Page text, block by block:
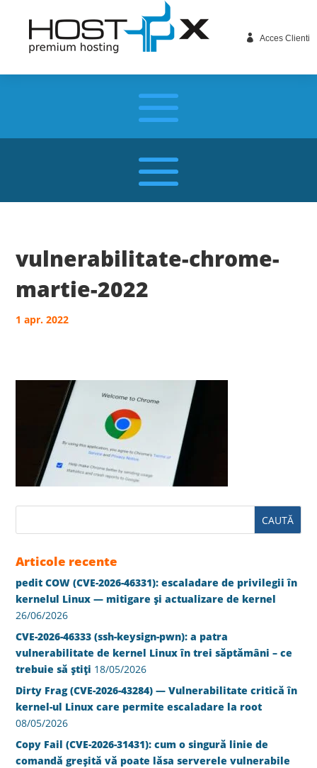
 Acces Clienti
vulnerabilitate-chrome-
martie-2022
1 apr. 2022
Articole recente
pedit COW (CVE-2026-46331): escaladare de privilegii în
kernelul Linux — mitigare și actualizare de kernel
26/06/2026
CVE-2026-46333 (ssh-keysign-pwn): a patra
vulnerabilitate de kernel Linux în trei săptămâni – ce
trebuie să știți 18/05/2026
Dirty Frag (CVE-2026-43284) — Vulnerabilitate critică în
kernel-ul Linux care permite escaladare la root
08/05/2026
Copy Fail (CVE-2026-31431): cum o singură linie de
comandă greșită vă poate lăsa serverele vulnerabile